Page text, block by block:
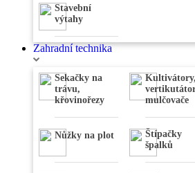
Stavební
výtahy
Zahradní technika
Sekačky na
trávu,
křovinořezy
Kultivátory,
mulčovače
Nůžky na plot
Štípačky
špalků